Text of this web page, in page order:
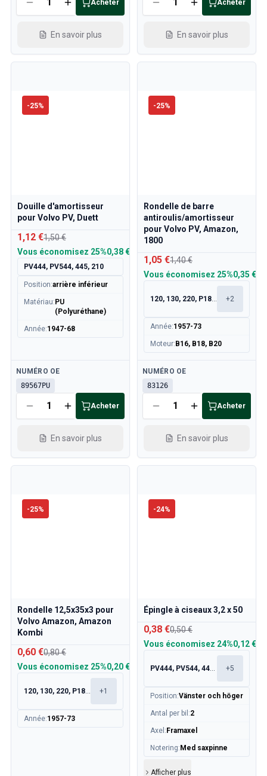
Acheter
En savoir plus
Acheter
En savoir plus
-25%
Douille d'amortisseur
pour Volvo PV, Duett
1,12 €1,50 €
Vous économisez 25%0,38 €
PV444, PV544, 445, 210
Position:arrière inférieur
Matériau: PU
(Polyuréthane)
Année:1947-68
Disponible
NUMÉRO OE
89567PU
Acheter
En savoir plus
-25%
Rondelle de barre
antiroulis/amortisseur
pour Volvo PV, Amazon,
1800
1,05 €1,40 €
Vous économisez 25%0,35 €
120, 130, 220, P1800 +2
Année:1957-73
Moteur: B16, B18, B20
Disponible
NUMÉRO OE
83126
Acheter
En savoir plus
-25%
Rondelle 12,5x35x3 pour
Volvo Amazon, Amazon
Kombi
0,60 €0,80 €
Vous économisez 25%0,20 €
120, 130, 220, P1800 +1
Année:1957-73
-24%
Épingle à ciseaux 3,2 x 50
0,38 €0,50 €
Vous économisez 24%0,12 €
PV444, PV544, 445, 210 +5
Position:Vänster och höger
Antal per bil :2
Axel : Framaxel
Notering: Med saxpinne
Afficher plus